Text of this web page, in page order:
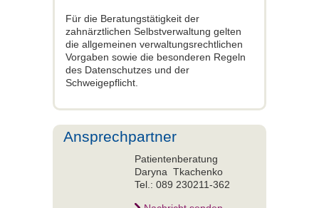
Für die Beratungstätigkeit der
zahnärztlichen Selbstverwaltung gelten
die allgemeinen verwaltungsrechtlichen
Vorgaben sowie die besonderen Regeln
des Datenschutzes und der
Schweigepflicht.
Ansprechpartner
Patientenberatung
Daryna Tkachenko
Tel.: 089 230211-362